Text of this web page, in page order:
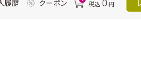
履歴 クーポン 税込 0 円